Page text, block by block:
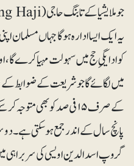
یہ ایک ایسا ادارہ ہوگا جہاں مسلمان
کو ادایگیِ حج میں سہولت مہیا کرے
میں لگائے گا جو شریعت کے ضوابط کے
پانچ سال کے اندر جمع ہوسکتی ہے۔
گروپ اسدالدین اویسی کی سربراہی